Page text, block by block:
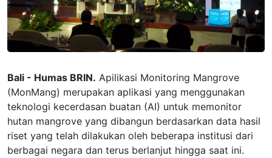
Bali - Humas BRIN. Apilikasi Monitoring Mangrove
(MonMang) merupakan aplikasi yang menggunakan
teknologi kecerdasan buatan (AI) untuk memonitor
hutan mangrove yang dibangun berdasarkan data hasil
riset yang telah dilakukan oleh beberapa institusi dari
berbagai negara dan terus berlanjut hingga saat ini.